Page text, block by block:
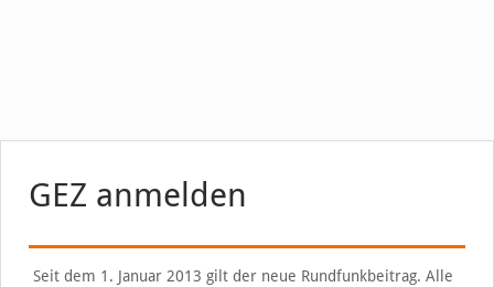
GEZ anmelden
Seit dem 1. Januar 2013 gilt der neue Rundfunkbeitrag. Alle